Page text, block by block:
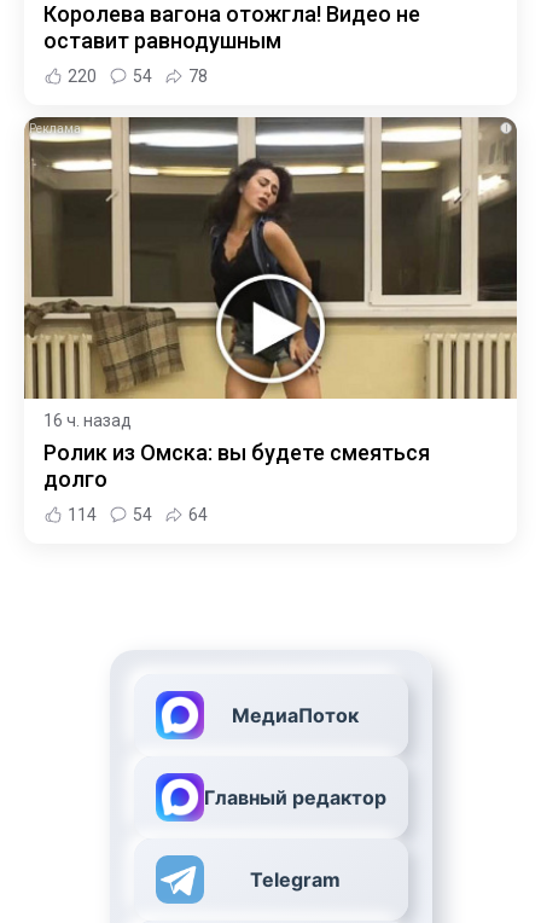
Королева вагона отожгла! Видео не
оставит равнодушным
220 54 78
i
16 ч. назад
Ролик из Омска: вы будете смеяться
долго
114 54 64
МедиаПоток
Главный редактор
Telegram